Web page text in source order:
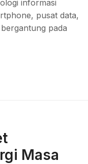
informasi
pusat data,
pada
Masa